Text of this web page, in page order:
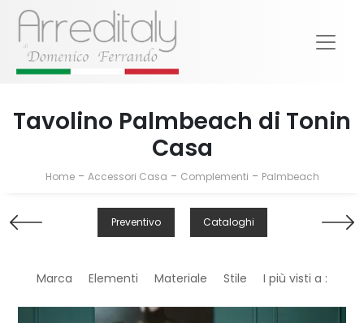
Tavolino Palmbeach di Tonin
Casa
Home- Accessori Casa - Complementi - Palmbeach
Preventivo Cataloghi
Marca Elementi Materiale Stile I più visti a :